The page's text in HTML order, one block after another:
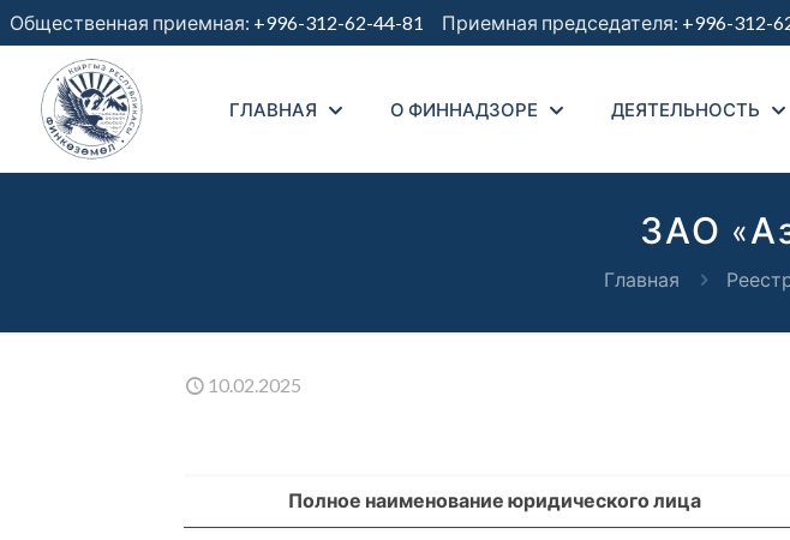
Общественная приемная: +996-312-62-44-81 Приемная председателя: +996-312-
ГЛАВНАЯ О ФИННАДЗОРЕ ДЕЯТЕЛЬНОСТЬ
ЗАО
Главная
10.02.2025
Полное наименование юридического лица